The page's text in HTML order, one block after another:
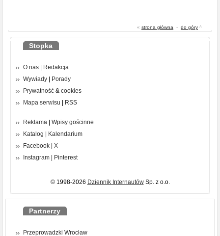
« strona główna - do góry ^
Stopka
O nas | Redakcja
Wywiady | Porady
Prywatność & cookies
Mapa serwisu | RSS
Reklama | Wpisy gościnne
Katalog | Kalendarium
Facebook | X
Instagram | Pinterest
© 1998-2026 Dziennik InternautówSp. z o.o.
Partnerzy
Przeprowadzki Wrocław